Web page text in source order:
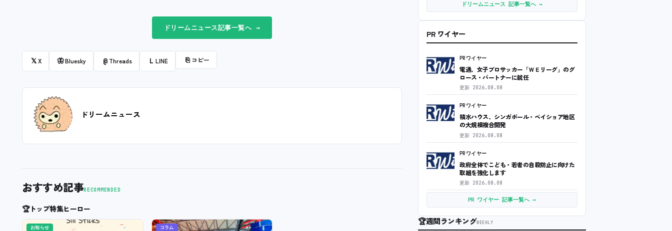
ドリームニュース記事一覧へ →
𝕏X 🦋Bluesky @ Threads L LINE ⎘ コピー
ドリームニュース
おすすめ記事RECOMMENDED
🏆トップ特集ヒーロー
お知らせ コラム
ドリームニュース 記事一覧へ →
PR ワイヤー
PRワイヤー
電通、女子プロサッカー「ＷＥリーグ」のグ
ロース・パートナーに就任
更新 2026.08.08
PRワイヤー
積水ハウス、シンガポール・ベイショア地区
の大規模複合開発
更新 2026.08.08
PRワイヤー
政府全体でこども・若者の自殺防止に向けた
取組を強化します
更新 2026.08.08
PR ワイヤー 記事一覧へ →
🏆週間ランキングWEEKLY